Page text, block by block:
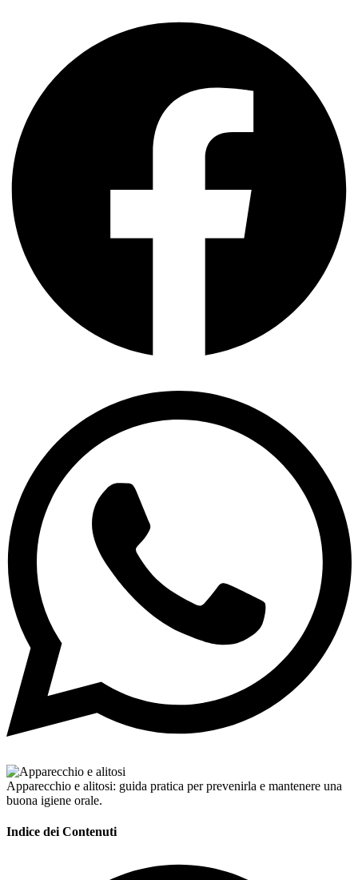
Apparecchio e alitosi: guida pratica per prevenirla e mantenere una
buona igiene orale.
Indice dei Contenuti